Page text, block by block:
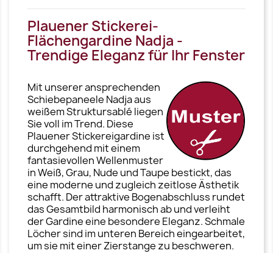
Plauener Stickerei-
Flächengardine Nadja -
Trendige Eleganz für Ihr Fenster
Mit unserer ansprechenden
Schiebepaneele Nadja aus
weißem Struktursablé liegen
Sie voll im Trend. Diese
Plauener Stickereigardine ist
durchgehend mit einem
fantasievollen Wellenmuster
in Weiß, Grau, Nude und Taupe bestickt, das
eine moderne und zugleich zeitlose Ästhetik
schafft. Der attraktive Bogenabschluss rundet
das Gesamtbild harmonisch ab und verleiht
der Gardine eine besondere Eleganz. Schmale
Löcher sind im unteren Bereich eingearbeitet,
um sie mit einer Zierstange zu beschweren.